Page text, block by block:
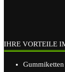
IHRE VORTEILE